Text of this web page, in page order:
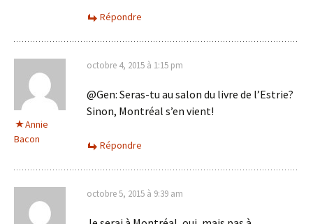
Répondre
Annie
Bacon
octobre 4, 2015 à 1:15 pm
@Gen: Seras-tu au salon du livre de l’Estrie?
Sinon, Montréal s’en vient!
Répondre
octobre 5, 2015 à 9:39 am